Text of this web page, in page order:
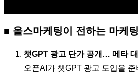
■ 올스마케팅이 전하는 마케
챗GPT 광고 단가 공개… 메타 대
오픈AI가 챗GPT 광고 도입을